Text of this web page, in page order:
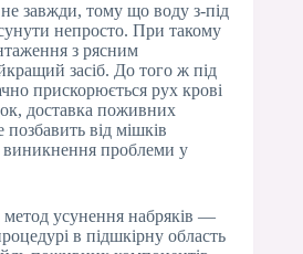
завжди, тому що воду з-під
непросто. При такому
з рясним
засіб. До того ж під
прискорюється рух крові
доставка поживних
від мішків
виникнення проблеми у
усунення набряків —
в підшкірну область